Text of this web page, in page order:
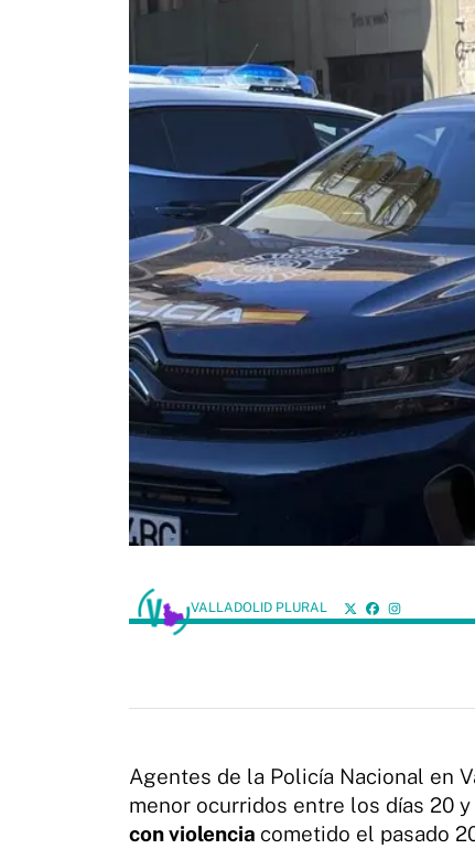
VALLADOLID PLURAL
Agentes de la Policía Nacional en
menor ocurridos entre los días 20
con violencia cometido el pasado